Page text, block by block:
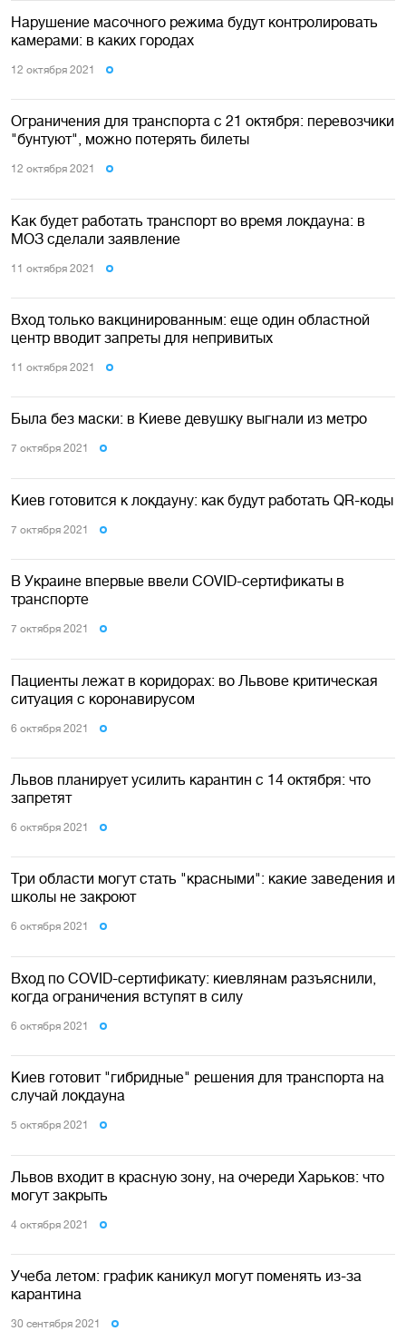
Нарушение масочного режима будут контролировать
камерами: в каких городах
12 октября 2021
Ограничения для транспорта с 21 октября: перевозчики
"бунтуют", можно потерять билеты
12 октября 2021
Как будет работать транспорт во время локдауна: в
МОЗ сделали заявление
11 октября 2021
Вход только вакцинированным: еще один областной
центр вводит запреты для непривитых
11 октября 2021
Была без маски: в Киеве девушку выгнали из метро
7 октября 2021
Киев готовится к локдауну: как будут работать QR-коды
7 октября 2021
В Украине впервые ввели COVID-сертификаты в
транспорте
7 октября 2021
Пациенты лежат в коридорах: во Львове критическая
ситуация с коронавирусом
6 октября 2021
Львов планирует усилить карантин с 14 октября: что
запретят
6 октября 2021
Три области могут стать "красными": какие заведения и
школы не закроют
6 октября 2021
Вход по COVID-сертификату: киевлянам разъяснили,
когда ограничения вступят в силу
6 октября 2021
Киев готовит "гибридные" решения для транспорта на
случай локдауна
5 октября 2021
Львов входит в красную зону, на очереди Харьков: что
могут закрыть
4 октября 2021
Учеба летом: график каникул могут поменять из-за
карантина
30 сентября 2021